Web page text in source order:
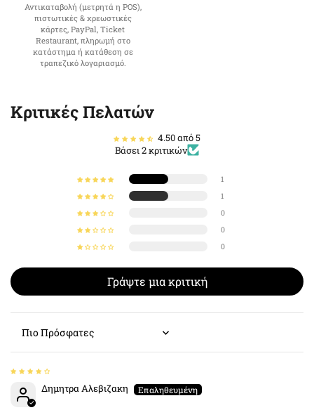
Αντικαταβολή (μετρητά η POS),
πιστωτικές & χρεωστικές
κάρτες, PayPal, Ticket
Restaurant, πληρωμή στο
κατάστημα ή κατάθεση σε
τραπεζικό λογαριασμό.
Κριτικές Πελατών
4.50 από 5
Βάσει 2 κριτικών
1
1
0
0
0
Γράψτε μια κριτική
Sort by
Δημητρα Αλεβιζακη